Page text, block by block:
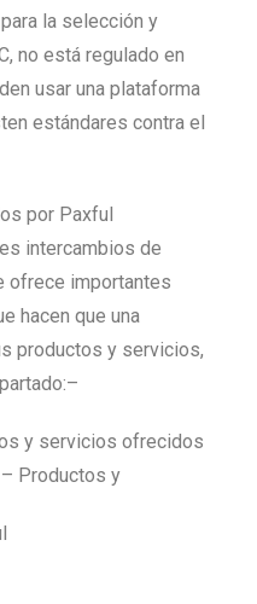
la selección y
no está regulado en
usar una plataforma
estándares contra el
por Paxful
intercambios de
ofrece importantes
hacen que una
productos y servicios,
y servicios ofrecidos
Productos y